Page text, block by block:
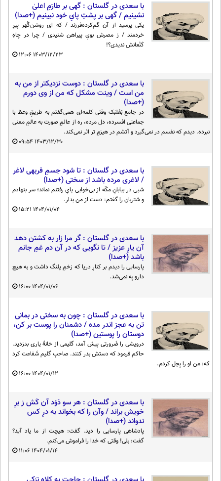
با سعدی در گلستان : گهی بر طارَمِ اعلیٰ
نشینیم / گهی بر پشتِ پایِ خود نبینیم (+صدا)
یکی پرسید از آن گم‌کرده‌فرزند / که ای روشن‌گُهر پیرِ
خردمند / ز مصرش بویِ پیراهن شنیدی / چرا در چاهِ
کَنْعانش ندیدی؟!
۱۴۰۳/۱۲/۲۳۱۲:۰۶
با سعدی در گلستان : دوست نزدیکتر از من به
من است / وینت مشکل که من از وی دورم
(+صدا)
در جامع بَعْلبَک وقتی کلمه‌ای همی‌گفتم به طریقِ وعظ با
جماعتی افسرده، دل مرده، ره از عالمِ صورت به عالمِ معنی
نبرده. دیدم که نفسم در نمی‌گیرد و آتشم در هیزمِ تر اثر نمی‌کند.
۱۴۰۳/۱۲/۳۰۰۹:۵۴
با سعدی در گلستان : تا شود جسمِ فربهی لاغر
/ لاغری مرده باشد از سختی (+صدا)
شبی در بیابانِ مکّه از بی‌خوابی پایِ رفتنم نماند؛ سر بنهادم
و شتربان را گفتم: دست از من بدار.
۱۴۰۴/۰۱/۰۴ ۱۵:۲۱
با سعدی در گلستان : گر مرا زار به کشتن دهد
آن یارِ عزیز / تا نگویی که در آن دم غمِ جانم
باشد (+صدا)
پارسایی را دیدم بر کنارِ دریا که زخمِ پلنگ داشت و به هیچ
دارو بِه نمی‌شد.
۱۴۰۴/۰۱/۰۶۱۶:۰۰
با سعدی در گلستان : چون به سختی در بمانی
تن به عجز اندر مده / دشمنان را پوست بر کن،
دوستان را پوستین (+صدا)
درویشی را ضَرورتی پیش آمد، گلیمی از خانهٔ یاری بدزدید.
حاکم فرمود که دستش بدر کنند. صاحبِ گلیم شَفاعت کرد
که: من او را بِحِل کردم.
۱۴۰۴/۰۱/۱۲۱۶:۰۰
با سعدی در گلستان : هر سو دَوَد آن کَش ز برِ
خویش براند / وآن را که بخواند به درِ کس
ندواند (+صدا)
پادشاهی پارسایی را دید. گفت: هیچت از ما یاد آید؟
گفت: بلی! وقتی که خدا را فراموش می‌کنم.
۱۴۰۴/۰۱/۱۴۱۱:۰۶